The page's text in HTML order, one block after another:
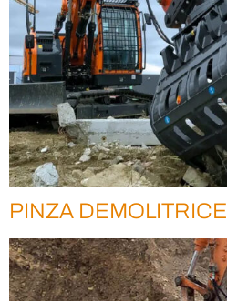
PINZA DEMOLITRICE